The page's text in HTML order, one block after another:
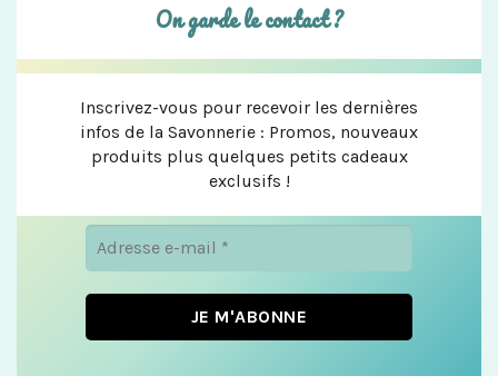
On garde le contact ?
Inscrivez-vous pour recevoir les dernières
infos de la Savonnerie : Promos, nouveaux
produits plus quelques petits cadeaux
exclusifs !